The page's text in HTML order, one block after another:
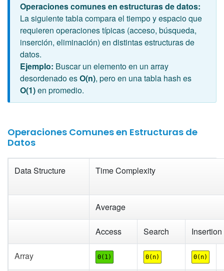
Operaciones comunes en estructuras de datos:
La siguiente tabla compara el tiempo y espacio que
requieren operaciones típicas (acceso, búsqueda,
inserción, eliminación) en distintas estructuras de
datos.
Ejemplo: Buscar un elemento en un array
desordenado esO(n), pero en una tabla hash es
O(1)en promedio.
Operaciones Comunes en Estructuras de
Datos
Data Structure Time Complexity
Average
Access Search Insertion
Array Θ(1) Θ(n) Θ(n)